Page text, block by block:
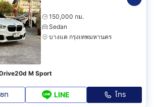
150,000 กม.
Sedan
บางแค กรุงเทพมหานคร
M Sport
ท LINE โทร